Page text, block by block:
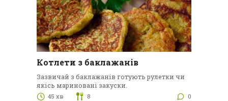
Котлети з баклажанів
Зазвичай з баклажанів готують рулетки чи
якісь мариновані закуски.
45 хв 8 0